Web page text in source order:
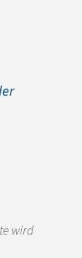
wird